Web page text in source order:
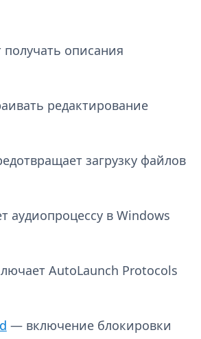
описания
редактирование
загрузку файлов
аудиопроцессу в Windows
AutoLaunch Protocols
— включение блокировки